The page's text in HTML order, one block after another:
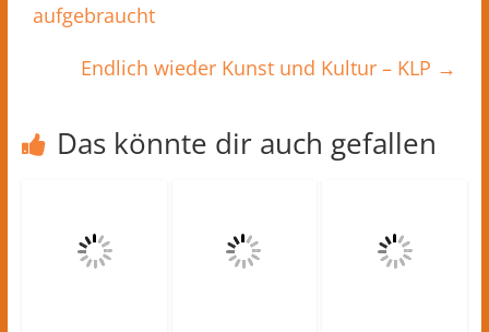
aufgebraucht
Endlich wieder Kunst und Kultur – KLP →
Das könnte dir auch gefallen